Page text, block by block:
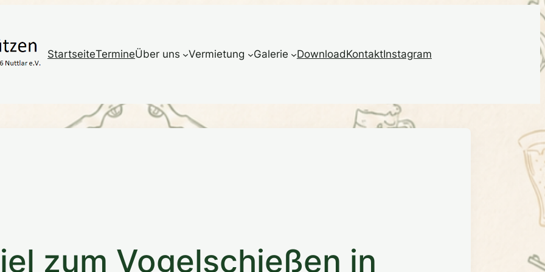
StartseiteTermineÜber uns Vermietung Galerie DownloadKontaktInstagram
zum Vogelschießen in